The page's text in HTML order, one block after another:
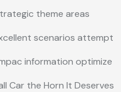
theme areas
scenarios attempt
information optimize
Car the Horn It Deserves